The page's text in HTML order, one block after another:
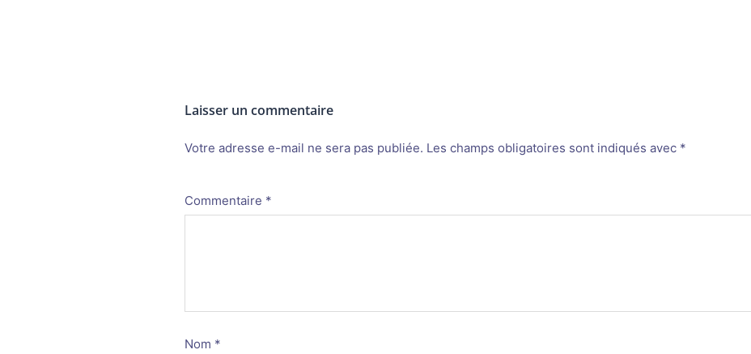
Laisser un commentaire
Votre adresse e-mail ne sera pas publiée. Les champs obligatoires sont indiqués avec *
Commentaire *
Nom *
Alternative: